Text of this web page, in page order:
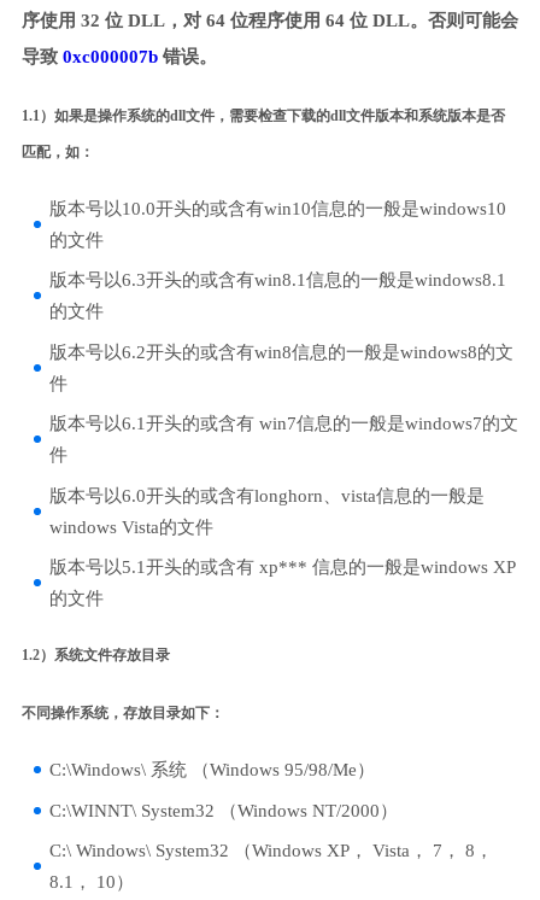
序使用 32 位 DLL，对 64 位程序使用 64 位 DLL。否则可能会
导致 0xc000007b错误。
1.1）如果是操作系统的dll文件，需要检查下载的dll文件版本和系统版本是否
匹配，如：
版本号以10.0开头的或含有win10信息的一般是windows10
的文件
版本号以6.3开头的或含有win8.1信息的一般是windows8.1
的文件
版本号以6.2开头的或含有win8信息的一般是windows8的文
件
版本号以6.1开头的或含有 win7信息的一般是windows7的文
件
版本号以6.0开头的或含有longhorn、vista信息的一般是
windows Vista的文件
版本号以5.1开头的或含有 xp*** 信息的一般是windows XP
的文件
1.2）系统文件存放目录
不同操作系统，存放目录如下：
C:\Windows\ 系统 （Windows 95/98/Me）
C:\WINNT\ System32 （Windows NT/2000）
C:\ Windows\ System32 （Windows XP， Vista， 7， 8，
8.1， 10）